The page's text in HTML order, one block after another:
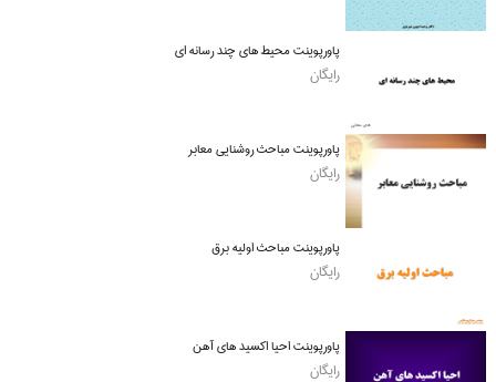
پاورپوینت محیط های چند رسانه ای
رایگان
پاورپوینت مباحث روشنایی معابر
رایگان
پاورپوینت مباحث اولیه برق
رایگان
پاورپوینت احیا اکسید های آهن
رایگان